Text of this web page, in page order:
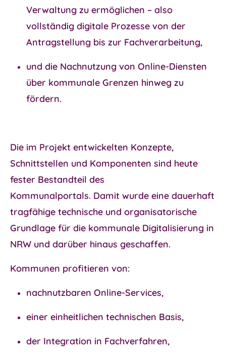
Verwaltung zu ermöglichen – also
vollständig digitale Prozesse von der
Antragstellung bis zur Fachverarbeitung,
und die Nachnutzung von Online-Diensten
über kommunale Grenzen hinweg zu
fördern.
Die im Projekt entwickelten Konzepte,
Schnittstellen und Komponenten sind heute
fester Bestandteil des
Kommunalportals. Damit wurde eine dauerhaft
tragfähige technische und organisatorische
Grundlage für die kommunale Digitalisierung in
NRW und darüber hinaus geschaffen.
Kommunen profitieren von:
nachnutzbaren Online-Services,
einer einheitlichen technischen Basis,
der Integration in Fachverfahren,